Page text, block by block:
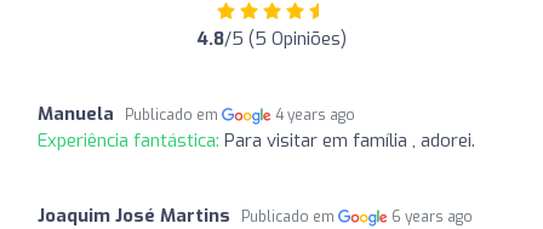
4.8/5 (5 Opiniões)
Manuela Publicado em 4 years ago
Experiência fantástica: Para visitar em família , adorei.
Joaquim José Martins Publicado em 6 years ago